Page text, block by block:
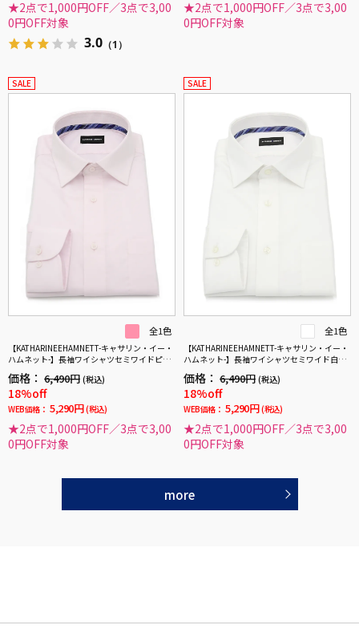
★2点で1,000円OFF／3点で3,00
0円OFF対象
3.0 （1）
★2点で1,000円OFF／3点で3,00
0円OFF対象
SALE
全1色
【KATHARINEEHAMNETT-キャサリン・イー・
ハムネット-】長袖ワイシャツセミワイドピン
クツイル柄リサイクル素材使用通年
価格： 6,490円 (税込)
18%off
WEB価格： 5,290円 (税込)
★2点で1,000円OFF／3点で3,00
0円OFF対象
SALE
全1色
【KATHARINEEHAMNETT-キャサリン・イー・
ハムネット-】長袖ワイシャツセミワイド白ド
ビーストライプリサイクル素材使用通年
価格： 6,490円 (税込)
18%off
WEB価格： 5,290円 (税込)
★2点で1,000円OFF／3点で3,00
0円OFF対象
more